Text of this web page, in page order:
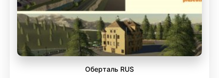
Оберталь RUS